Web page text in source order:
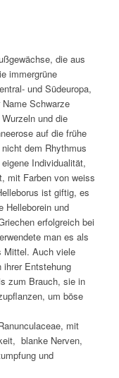
die aus
immergrüne
und Südeuropa,
Schwarze
und die
auf die frühe
dem Rhythmus
Individualität,
mit Farben von weiss
ist giftig, es
Helleborein und
erfolgreich bei
man es als
Mittel. Auch viele
Entstehung
zum Brauch, sie in
um böse
mit
blanke Nerven,
und